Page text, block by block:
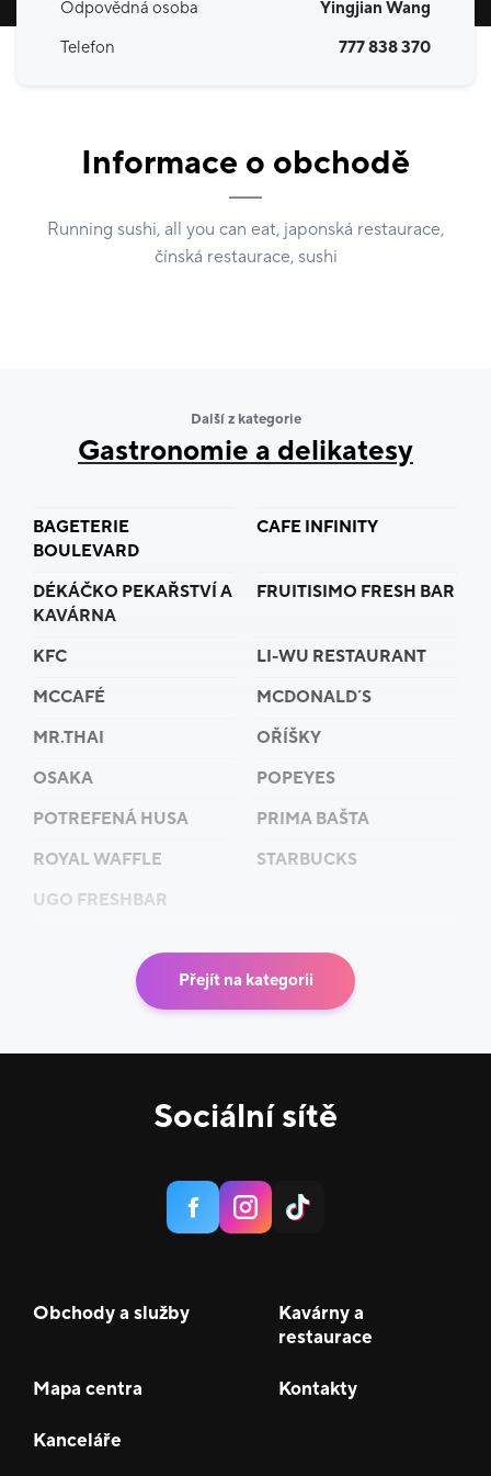
Odpovědná osoba
Yingjian Wang
Telefon
777 838 370
Informace o obchodě
Running sushi, all you can eat, japonská restaurace,
čínská restaurace, sushi
Další z kategorie
Gastronomie a delikatesy
BAGETERIE
BOULEVARD
CAFE INFINITY
DÉKÁČKO PEKAŘSTVÍ A
KAVÁRNA
FRUITISIMO FRESH BAR
KFC
LI-WU RESTAURANT
MCCAFÉ
MCDONALD´S
MR.THAI
OŘÍŠKY
OSAKA
POPEYES
POTREFENÁ HUSA
PRIMA BAŠTA
ROYAL WAFFLE
STARBUCKS
UGO FRESHBAR
Přejít na kategorii
Sociální sítě
Obchody a služby
Kavárny a
restaurace
Mapa centra Kontakty
Kanceláře